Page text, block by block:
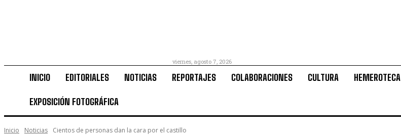
viernes, agosto 7, 2026
INICIO EDITORIALES NOTICIAS REPORTAJES COLABORACIONES CULTURA HEMEROTECA
EXPOSICIÓN FOTOGRÁFICA
Inicio Noticias Cientos de personas dan la cara por el castillo